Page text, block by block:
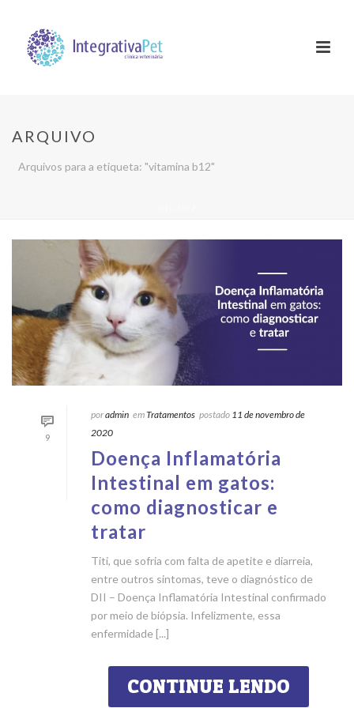
ARQUIVO
Arquivos para a etiqueta: "vitamina b12"
9
poradmin emTratamentos postado 11 de novembro de
2020
Doença Inflamatória
Intestinal em gatos:
como diagnosticar e
tratar
Titi, que sofria com falta de apetite e diarreia,
entre outros sintomas, teve o diagnóstico de
DII – Doença Inflamatória Intestinal confirmado
por meio de biópsia. Infelizmente, essa
enfermidade [...]
CONTINUE LENDO